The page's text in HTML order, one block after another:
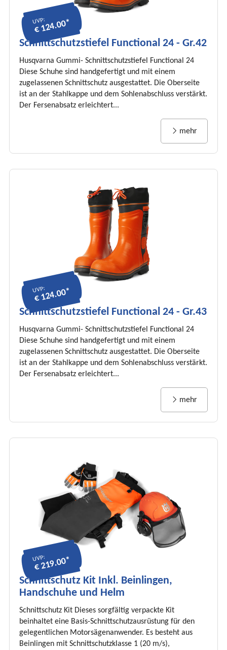
UVP:
€ 124.00*
Schnittschutzstiefel Functional 24 - Gr.42
Husqvarna Gummi- Schnittschutzstiefel Functional 24
Diese Schuhe sind handgefertigt und mit einem
zugelassenen Schnittschutz ausgestattet. Die Oberseite
ist an der Stahlkappe und dem Sohlenabschluss verstärkt.
Der Fersenabsatz erleichtert...
mehr
UVP:
€ 124.00*
Schnittschutzstiefel Functional 24 - Gr.43
Husqvarna Gummi- Schnittschutzstiefel Functional 24
Diese Schuhe sind handgefertigt und mit einem
zugelassenen Schnittschutz ausgestattet. Die Oberseite
ist an der Stahlkappe und dem Sohlenabschluss verstärkt.
Der Fersenabsatz erleichtert...
mehr
UVP:
€ 219.00*
Schnittschutz Kit Inkl. Beinlingen,
Handschuhe und Helm
Schnittschutz Kit Dieses sorgfältig verpackte Kit
beinhaltet eine Basis-Schnittschutzausrüstung für den
gelegentlichen Motorsägenanwender. Es besteht aus
Beinlingen mit Schnittschutzklasse 1 (20 m/s),